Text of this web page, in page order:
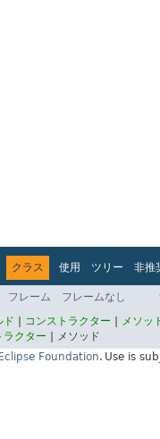
クラス 使用 ツリー
非推
Jakarta EE
フレーム フレームなし
ド コンストラクター
メソッ
ラクター
メソッド
Eclipse Foundation. Use is